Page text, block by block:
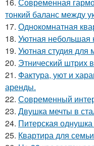
тонкий баланс между
17. Однокомнатная
18. Уютная небольшая
19. Уютная студия для
20. Этнический штрих
21. Фактура, уют и
аренды.
22. Современный
23. Двушка мечты в
24. Питерская
25. Квартира для